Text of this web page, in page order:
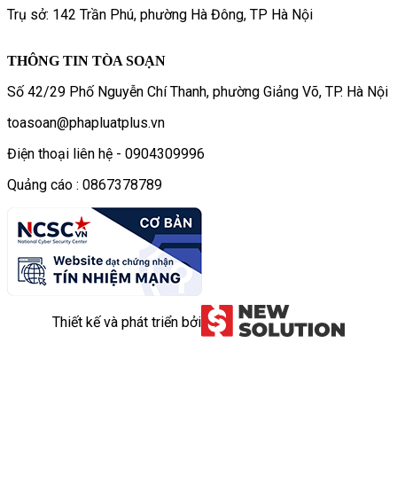
Trụ sở: 142 Trần Phú, phường Hà Đông, TP Hà Nội
THÔNG TIN TÒA SOẠN
Số 42/29 Phố Nguyễn Chí Thanh, phường Giảng Võ, TP. Hà Nội
toasoan@phapluatplus.vn
Điện thoại liên hệ - 0904309996
Quảng cáo : 0867378789
Thiết kế và phát triển bởi